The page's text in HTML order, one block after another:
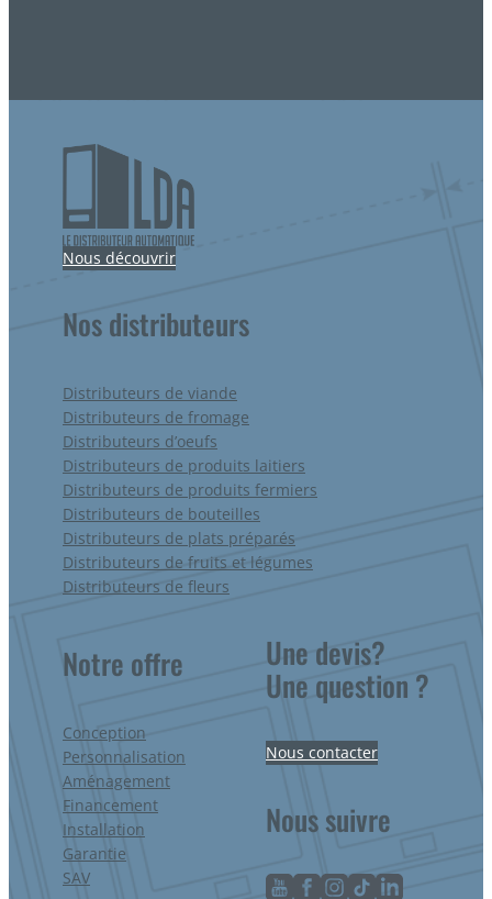
Nous découvrir
Nos distributeurs
Distributeurs de viande
Distributeurs de fromage
Distributeurs d’oeufs
Distributeurs de produits laitiers
Distributeurs de produits fermiers
Distributeurs de bouteilles
Distributeurs de plats préparés
Distributeurs de fruits et légumes
Distributeurs de fleurs
Notre offre
Conception
Personnalisation
Aménagement
Financement
Installation
Garantie
SAV
Une devis?
Une question ?
Nous contacter
Nous suivre